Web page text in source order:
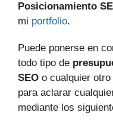
Posicionamiento
mi portfolio.
Puede ponerse en
todo tipo de
SEO o cualquier
para aclarar
mediante los